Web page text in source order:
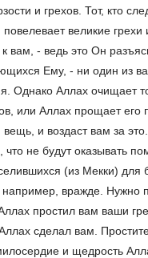
и грехов. Тот, кто
великие грехи и
вам, - ведь это Он
Ему, - ни один из
Однако Аллах очищает
или Аллах прощает его
и воздаст вам за это.
не будут оказывать
(из Мекки) для
вражде. Нужно
простил вам ваши
сделал вам.
и щедрость